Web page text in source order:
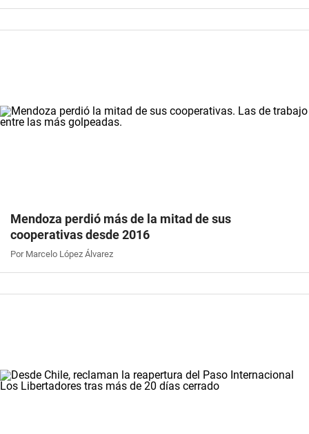
Mendoza perdió más de la mitad de sus
cooperativas desde 2016
Por Marcelo López Álvarez